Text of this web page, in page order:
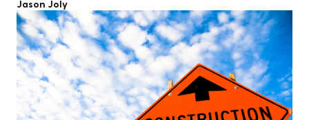
Jason Joly